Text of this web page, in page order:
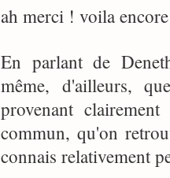
ah merci ! voila
En parlant de
même, d'ailleurs,
provenant
commun, qu'on
connais relativement